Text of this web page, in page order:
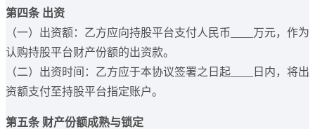
第四条 出资
（一）出资额：乙方应向持股平台支付人民币____万元，作为
认购持股平台财产份额的出资款。
（二）出资时间：乙方应于本协议签署之日起____日内，将出
资额支付至持股平台指定账户。
第五条 财产份额成熟与锁定